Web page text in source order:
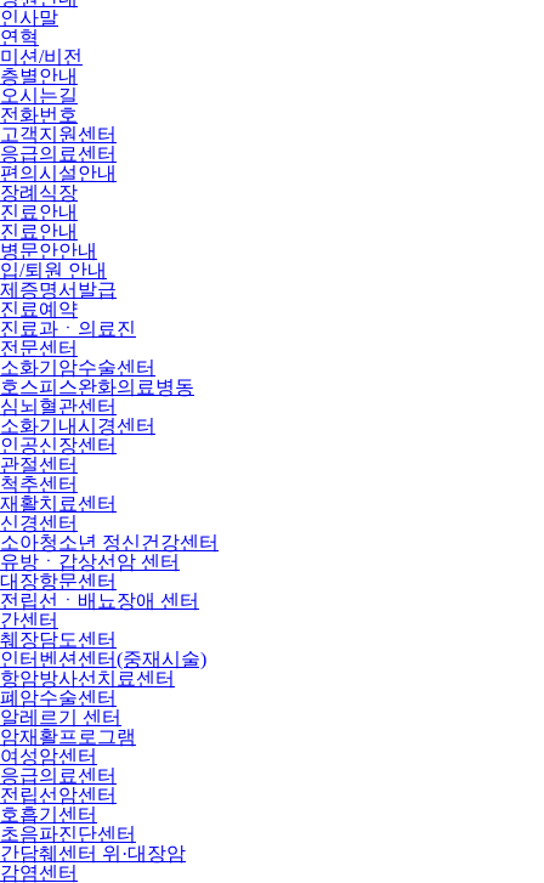
인사말
연혁
미션/비전
층별안내
오시는길
전화번호
고객지원센터
응급의료센터
편의시설안내
장례식장
진료안내
진료안내
병문안안내
입/퇴원 안내
제증명서발급
진료예약
진료과ㆍ의료진
전문센터
소화기암수술센터
호스피스완화의료병동
심뇌혈관센터
소화기내시경센터
인공신장센터
관절센터
척추센터
재활치료센터
신경센터
소아청소년 정신건강센터
유방ㆍ갑상선암 센터
대장항문센터
전립선ㆍ배뇨장애 센터
간센터
췌장담도센터
인터벤션센터(중재시술)
항암방사선치료센터
폐암수술센터
알레르기 센터
암재활프로그램
여성암센터
응급의료센터
전립선암센터
호흡기센터
초음파진단센터
간담췌센터 위·대장암
감염센터